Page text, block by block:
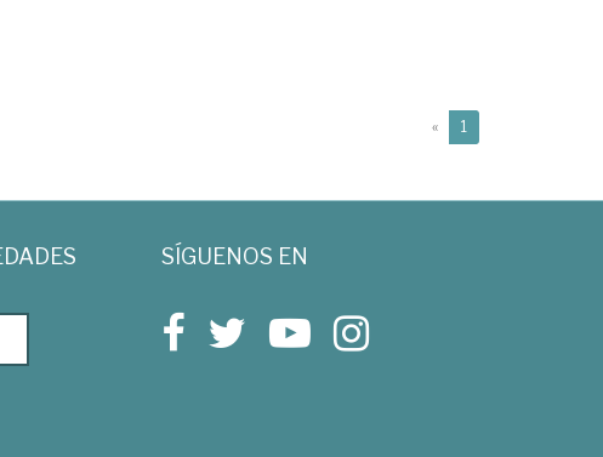
« 1
SÍGUENOS EN